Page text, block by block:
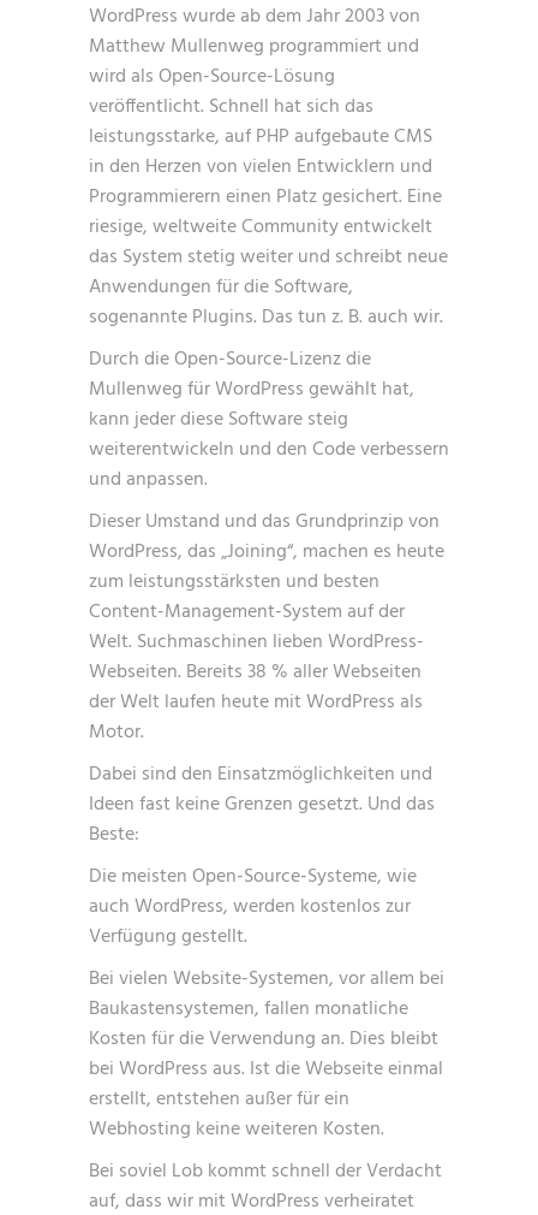
WordPress wurde ab dem Jahr 2003 von
Matthew Mullenweg programmiert und
wird als Open-Source-Lösung
veröffentlicht. Schnell hat sich das
leistungsstarke, auf PHP aufgebaute CMS
in den Herzen von vielen Entwicklern und
Programmierern einen Platz gesichert. Eine
riesige, weltweite Community entwickelt
das System stetig weiter und schreibt neue
Anwendungen für die Software,
sogenannte Plugins. Das tun z. B. auch wir.
Durch die Open-Source-Lizenz die
Mullenweg für WordPress gewählt hat,
kann jeder diese Software steig
weiterentwickeln und den Code verbessern
und anpassen.
Dieser Umstand und das Grundprinzip von
WordPress, das „Joining“, machen es heute
zum leistungsstärksten und besten
Content-Management-System auf der
Welt. Suchmaschinen lieben WordPress-
Webseiten. Bereits 38 % aller Webseiten
der Welt laufen heute mit WordPress als
Motor.
Dabei sind den Einsatzmöglichkeiten und
Ideen fast keine Grenzen gesetzt. Und das
Beste:
Die meisten Open-Source-Systeme, wie
auch WordPress, werden kostenlos zur
Verfügung gestellt.
Bei vielen Website-Systemen, vor allem bei
Baukastensystemen, fallen monatliche
Kosten für die Verwendung an. Dies bleibt
bei WordPress aus. Ist die Webseite einmal
erstellt, entstehen außer für ein
Webhosting keine weiteren Kosten.
Bei soviel Lob kommt schnell der Verdacht
auf, dass wir mit WordPress verheiratet